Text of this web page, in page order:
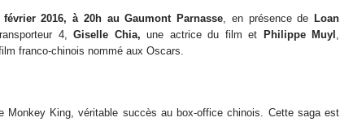
2016, à 20h au Gaumont Parnasse, en présence de Loan
4, Giselle Chia, une actrice du film et Philippe Muyl ,
franco-chinois nommé aux Oscars.
King, véritable succès au box-office chinois. Cette saga est